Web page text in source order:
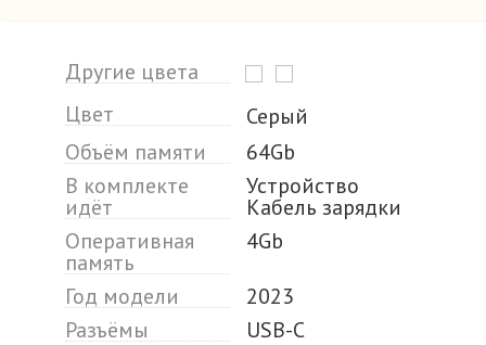
Другие цвета
Цвет
Серый
Объём памяти
64Gb
В комплекте
идёт
Устройство
Кабель зарядки
Оперативная
память
4Gb
Год модели
2023
Разъёмы
USB-C